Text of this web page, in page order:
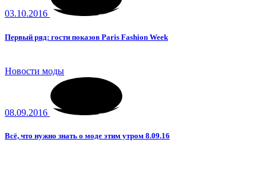
03.10.2016
Первый ряд: гости показов Paris Fashion Week
Новости моды
08.09.2016
Всё, что нужно знать о моде этим утром 8.09.16